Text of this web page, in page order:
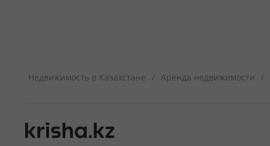
Недвижимость в Казахстане / Аренда недвижимости /